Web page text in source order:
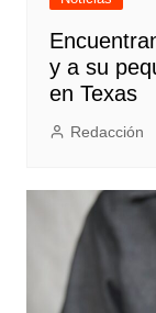
y a su
en Texas
Redacción